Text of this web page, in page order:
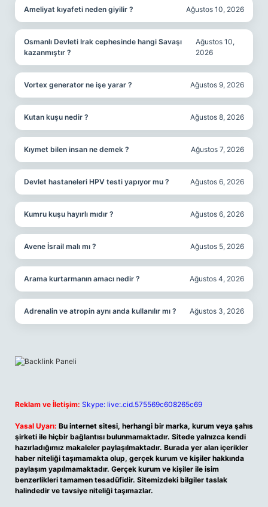
Ameliyat kıyafeti neden giyilir ? Ağustos 10, 2026
Osmanlı Devleti Irak cephesinde hangi Savaşı
kazanmıştır ?
Ağustos 10,
2026
Vortex generator ne işe yarar ? Ağustos 9, 2026
Kutan kuşu nedir ? Ağustos 8, 2026
Kıymet bilen insan ne demek ? Ağustos 7, 2026
Devlet hastaneleri HPV testi yapıyor mu ? Ağustos 6, 2026
Kumru kuşu hayırlı mıdır ? Ağustos 6, 2026
Avene İsrail malı mı ? Ağustos 5, 2026
Arama kurtarmanın amacı nedir ? Ağustos 4, 2026
Adrenalin ve atropin aynı anda kullanılır mı ? Ağustos 3, 2026
Reklam ve İletişim: Skype: live:.cid.575569c608265c69
Yasal Uyarı: Bu internet sitesi, herhangi bir marka, kurum veya şahıs
şirketi ile hiçbir bağlantısı bulunmamaktadır. Sitede yalnızca kendi
hazırladığımız makaleler paylaşılmaktadır. Burada yer alan içerikler
haber niteliği taşımamakta olup, gerçek kurum ve kişiler hakkında
paylaşım yapılmamaktadır. Gerçek kurum ve kişiler ile isim
benzerlikleri tamamen tesadüfidir. Sitemizdeki bilgiler taslak
halindedir ve tavsiye niteliği taşımazlar.